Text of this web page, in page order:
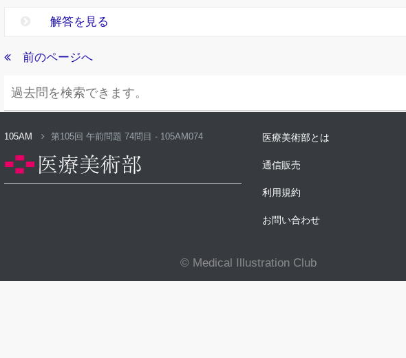
解答を見る
前のページへ
105AM 第105回 午前問題 74問目 - 105AM074 医療美術部とは
通信販売
利用規約
お問い合わせ
© Medical Illustration Club